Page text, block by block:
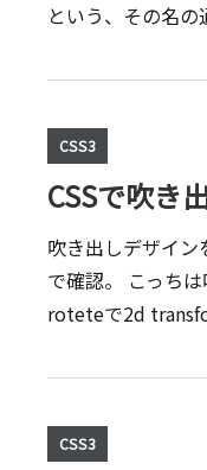
という、その名
CSS3
CSSで吹き
吹き出しデザイ
で確認。 こっち
roteteで2d
CSS3